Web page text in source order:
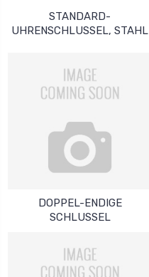
STANDARD-
UHRENSCHLUSSEL, STAHL
DOPPEL-ENDIGE
SCHLUSSEL